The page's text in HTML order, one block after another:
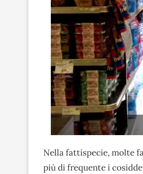
Nella fattispecie, molte
più di frequente i